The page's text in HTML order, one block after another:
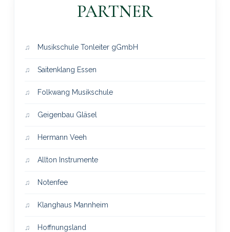
PARTNER
Musikschule Tonleiter gGmbH
Saitenklang Essen
Folkwang Musikschule
Geigenbau Gläsel
Hermann Veeh
Allton Instrumente
Notenfee
Klanghaus Mannheim
Hoffnungsland